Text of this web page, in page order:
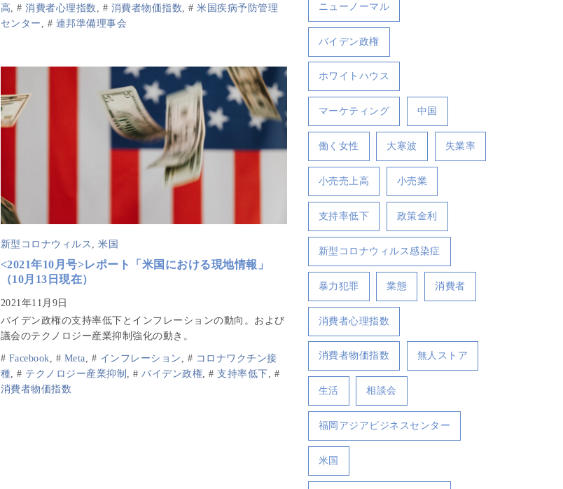
高, #消費者心理指数 , # 消費者物価指数, #米国疾病予防管理
センター , # 連邦準備理事会
新型コロナウィルス ,米国
<2021年10月号>レポート「米国における現地情報」
（10月13日現在）
バイデン政権の支持率低下とインフレーションの動向。および
議会のテクノロジー産業抑制強化の動き。
# Facebook, # Meta, # インフレーション , # コロナワクチン接
種, # テクノロジー産業抑制 , #バイデン政権, #支持率低下, #
消費者物価指数
ニューノーマル
バイデン政権
ホワイトハウス
マーケティング 中国
働く女性 大寒波 失業率
小売売上高 小売業
支持率低下 政策金利
新型コロナウィルス感染症
暴力犯罪 業態 消費者
消費者心理指数
消費者物価指数 無人ストア
生活 相談会
福岡アジアビジネスセンター
米国